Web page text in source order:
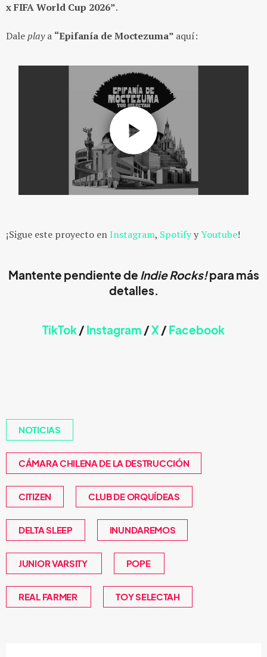
x FIFA World Cup 2026”.
Daleplaya “Epifanía de Moctezuma” aquí:
¡Sigue este proyecto enInstagram, SpotifyyYoutube!
Mantente pendiente de Indie Rocks!para más
detalles.
TikTok/ Instagram /X / Facebook
NOTICIAS
CÁMARA CHILENA DE LA DESTRUCCIÓN
CITIZEN CLUB DE ORQUÍDEAS
DELTA SLEEP INUNDAREMOS
JUNIOR VARSITY POPE
REAL FARMER TOY SELECTAH